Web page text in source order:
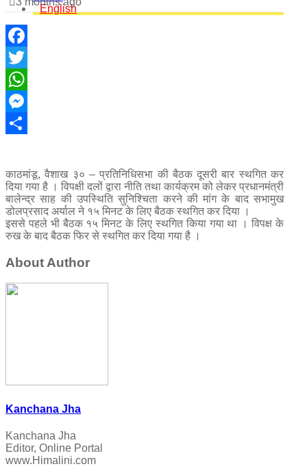
English
Facebook
Twitter
WhatsApp
Messenger
काठमांडू, वैशाख ३० – प्रतिनिधिसभा की बैठक दूसरी बार स्थगित कर
दिया गया है । विपक्षी दलों द्वारा नीति तथा कार्यक्रम को लेकर प्रधानमंत्री
बालेन्द्र साह की उपस्थिति सुनिश्चिता करने की मांग के बाद सभामुख
डोलप्रसाद अर्याल ने १५ मिनट के लिए बैठक स्थगित कर दिया ।
इससे पहले भी बैठक १५ मिनट के लिए स्थगित किया गया था । विपक्ष के
रुख के बाद बैठक फिर से स्थगित कर दिया गया है ।
About Author
Kanchana Jha
Kanchana Jha
Editor, Online Portal
www.Himalini.com